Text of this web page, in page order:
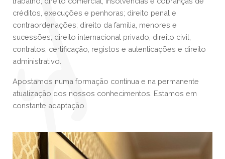
créditos, execuções e penhoras; direito penal e
contraordenações; direito da família, menores e
sucessões; direito internacional privado; direito civil,
contratos, certificação, registos e autenticações e direito
administrativo.
Apostamos numa formação contínua e na permanente
atualização dos nossos conhecimentos. Estamos em
constante adaptação.